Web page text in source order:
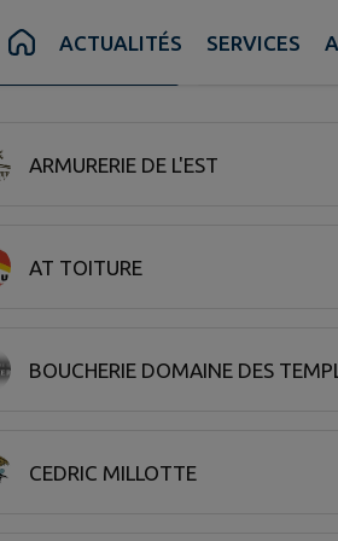
ACTUALITÉS SERVICES
MA COMMUNE
ARMURERIE DE L'EST
AT TOITURE
BOUCHERIE DOMAINE DES
CEDRIC MILLOTTE